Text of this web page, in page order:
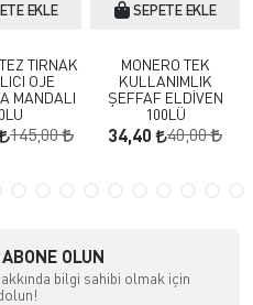
EKLE
TIRNAK
OJE
MANDALI
145,00
SEPETE EKLE
MONERO TEK
KULLANIMLIK
ŞEFFAF ELDİVEN
100LÜ
34,40 40,00
OLUN
bilgi sahibi olmak için